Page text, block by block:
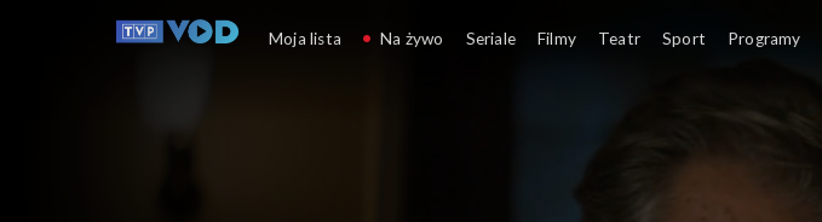
Syn
Moja lista Na żywo Seriale Filmy Teatr Sport Programy